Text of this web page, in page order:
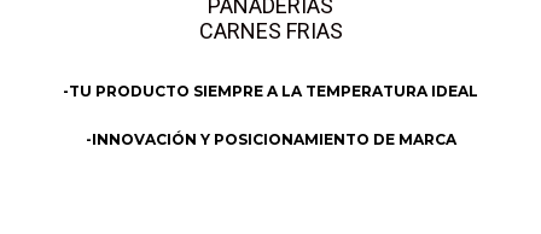
PANADERIAS
CARNES FRIAS
-TU PRODUCTO SIEMPRE A LA TEMPERATURA IDEAL
-INNOVACIÓN Y POSICIONAMIENTO DE MARCA